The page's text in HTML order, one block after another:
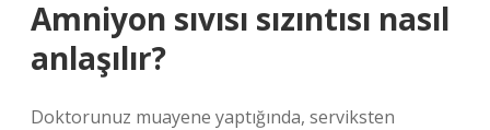
Amniyon sıvısı sızıntısı nasıl
anlaşılır?
Doktorunuz muayene yaptığında, serviksten